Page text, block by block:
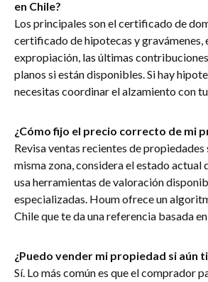
en Chile?
Los principales son el certificado de
certificado de hipotecas y gravámenes,
expropiación, las últimas
planos si están disponibles. Si hay
necesitas coordinar el alzamiento con
¿Cómo fijo el precio correcto de mi
Revisa ventas recientes de propiedades
misma zona, considera el estado actual
usa herramientas de valoración
especializadas. Houm ofrece un
Chile que te da una referencia basada
¿Puedo vender mi propiedad si aún
Sí. Lo más común es que el comprador